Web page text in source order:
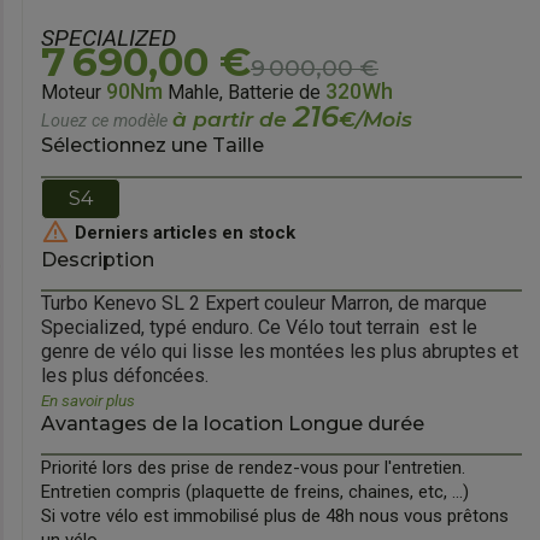
SPECIALIZED
7 690,00 €9 000,00 €
Moteur 90Nm Mahle, Batterie de 320Wh
Louez ce modèle à partir de 216€/Mois
Sélectionnez une Taille
S4
 Derniers articles en stock
Description
Turbo Kenevo SL 2 Expert couleur Marron, de marque
Specialized, typé enduro. Ce Vélo tout terrain est le
genre de vélo qui lisse les montées les plus abruptes et
les plus défoncées.
En savoir plus
Avantages de la location Longue durée
Priorité lors des prise de rendez-vous pour l'entretien.
Entretien compris (plaquette de freins, chaines, etc, ...)
Si votre vélo est immobilisé plus de 48h nous vous prêtons